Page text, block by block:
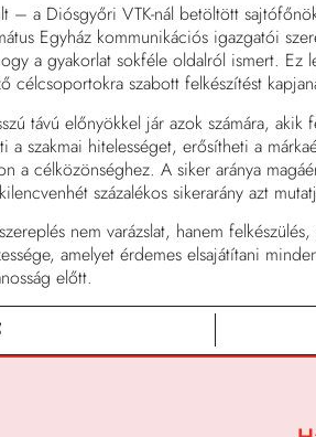
– a Diósgyőri VTK-nál betöltött
Egyház kommunikációs igazgatói
a gyakorlat sokféle oldalról ismert. Ez
célcsoportokra szabott felkészítést
távú előnyökkel jár azok számára,
a szakmai hitelességet, erősítheti a
a célközönséghez. A siker aránya
százalékos sikerarány azt
nem varázslat, hanem
amelyet érdemes elsajátítani
előtt.